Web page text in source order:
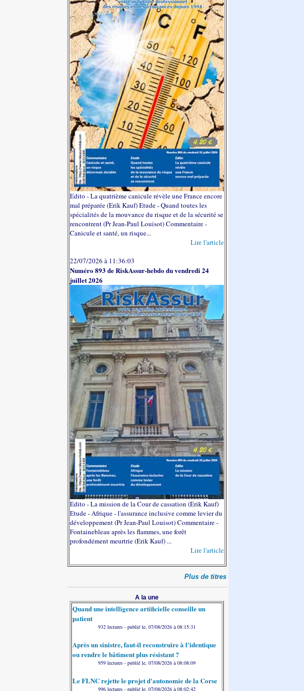
Edito - La quatrième canicule révèle une France encore
mal préparée (Erik Kauf) Etude - Quand toutes les
spécialités de la mouvance du risque et de la sécurité se
rencontrent (Pr Jean-Paul Louisot) Commentaire -
Canicule et santé, un risque...
Lire l'article
22/07/2026 à 11:36:03
Numéro 893 de RiskAssur-hebdo du vendredi 24
juillet 2026
Edito - La mission de la Cour de cassation (Erik Kauf)
Etude - Afrique - l'assurance inclusive comme levier du
développement (Pr Jean-Paul Louisot) Commentaire -
Fontainebleau après les flammes, une forêt
profondément meurtrie (Erik Kauf) ...
Lire l'article
Plus de titres
A la une
Quand une intelligence artificielle conseille un
patient
932 lectures - publié le, 07/08/2026 à 08:15:31
Après un sinistre, faut-il reconstruire à l'identique
ou rendre le bâtiment plus résistant ?
959 lectures - publié le, 07/08/2026 à 08:08:09
Le FLNC rejette le projet d'autonomie de la Corse
996 lectures - publié le, 07/08/2026 à 08:02:42